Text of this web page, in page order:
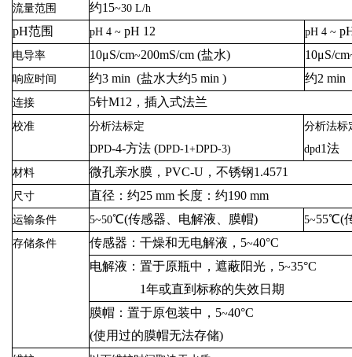
流量范围 约15~30 L/h
pH范围 pH 4 ~ pH 12 pH 4 ~
电导率 10μS/cm~200mS/cm (盐水) 10μS/cm
响应时间
约3 min (盐水大约5 min ) 约2 min
连接 5针M12 ，插入式法兰
校准
分析法标定
DPD-4-方法 (DPD-1+DPD-3)
分析法标
dpd1法
材料 微孔亲水膜， PVC-U ，不锈钢1.4571
尺寸 直径：约25 mm 长度：约190 mm
运输条件 5~50℃(传感器、电解液、膜帽) 5~55℃(
存储条件 传感器：干燥和无电解液， 5~40°C
电解液：置于原瓶中，遮蔽阳光， 5~35°C
1年或直到标称的失效日期
膜帽：置于原包装中， 5~40°C
(使用过的膜帽无法存储)